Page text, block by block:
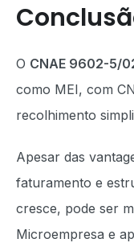
O CNAE 9602-5/
como MEI, com
recolhimento
Apesar das
faturamento e
cresce, pode ser
Microempresa e